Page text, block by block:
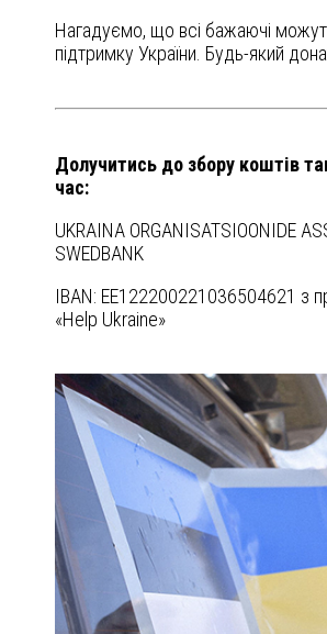
Нагадуємо, що всі бажаючі
підтримку України. Будь-який
Долучитись до збору коштів
час:
UKRAINA ORGANISATSIOONIDE
SWEDBANK
IBAN: EE122200221036504621 з
«Help Ukraine»